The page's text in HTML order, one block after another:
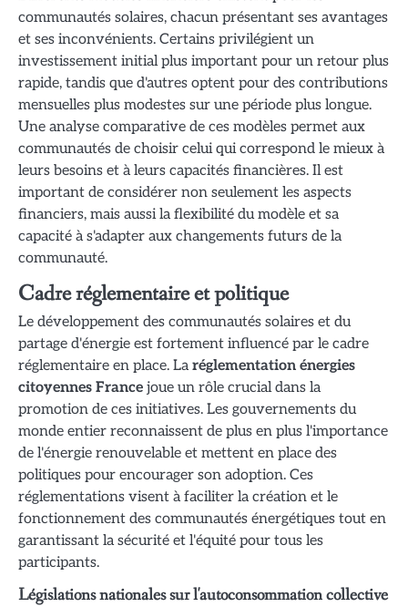
communautés solaires, chacun présentant ses avantages
et ses inconvénients. Certains privilégient un
investissement initial plus important pour un retour plus
rapide, tandis que d'autres optent pour des contributions
mensuelles plus modestes sur une période plus longue.
Une analyse comparative de ces modèles permet aux
communautés de choisir celui qui correspond le mieux à
leurs besoins et à leurs capacités financières. Il est
important de considérer non seulement les aspects
financiers, mais aussi la flexibilité du modèle et sa
capacité à s'adapter aux changements futurs de la
communauté.
Cadre réglementaire et politique
Le développement des communautés solaires et du
partage d'énergie est fortement influencé par le cadre
réglementaire en place. Laréglementation énergies
citoyennes France joue un rôle crucial dans la
promotion de ces initiatives. Les gouvernements du
monde entier reconnaissent de plus en plus l'importance
de l'énergie renouvelable et mettent en place des
politiques pour encourager son adoption. Ces
réglementations visent à faciliter la création et le
fonctionnement des communautés énergétiques tout en
garantissant la sécurité et l'équité pour tous les
participants.
Législations nationales sur l'autoconsommation collective